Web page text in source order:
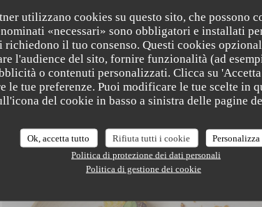
utilizzano cookies su questo sito, che possono
«necessari» sono obbligatori e installati
il tuo consenso. Questi cookies
l'audience del sito, fornire funzionalità (ad
o contenuti personalizzati. Clicca su
le tue preferenze. Puoi modificare le tue scelte in
del cookie in basso a sinistra delle pagine
Ok, accetta tutto Rifiuta tutti i cookie
Personalizza
Politica di protezione dei dati personali
Politica di gestione dei cookie
NOS CRÉATIONS
The Friendly Kitchen